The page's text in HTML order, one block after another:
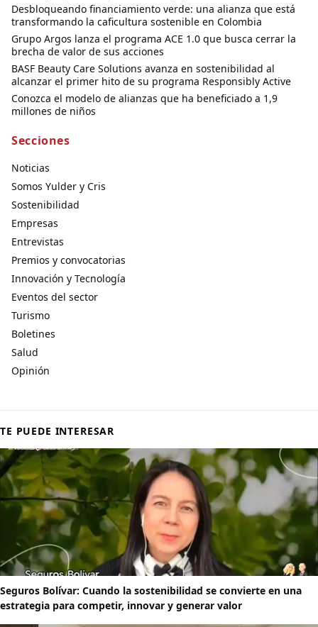
Desbloqueando financiamiento verde: una alianza que está
transformando la caficultura sostenible en Colombia
Grupo Argos lanza el programa ACE 1.0 que busca cerrar la
brecha de valor de sus acciones
BASF Beauty Care Solutions avanza en sostenibilidad al
alcanzar el primer hito de su programa Responsibly Active
Conozca el modelo de alianzas que ha beneficiado a 1,9
millones de niños
Secciones
Noticias
Somos Yulder y Cris
Sostenibilidad
Empresas
Entrevistas
Premios y convocatorias
Innovación y Tecnología
Eventos del sector
Turismo
Boletines
Salud
Opinión
TE PUEDE INTERESAR
Seguros Bolívar: Cuando la sostenibilidad se convierte en una
estrategia para competir, innovar y generar valor